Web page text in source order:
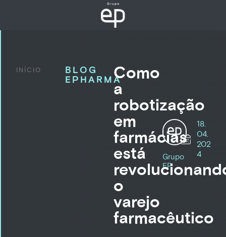
INÍCIO
BLOG
EPHARMAComo
a
robotização
em
farmácias
está
o
varejo
farmacêutico
Grupo
EP
18.
04.
202
4